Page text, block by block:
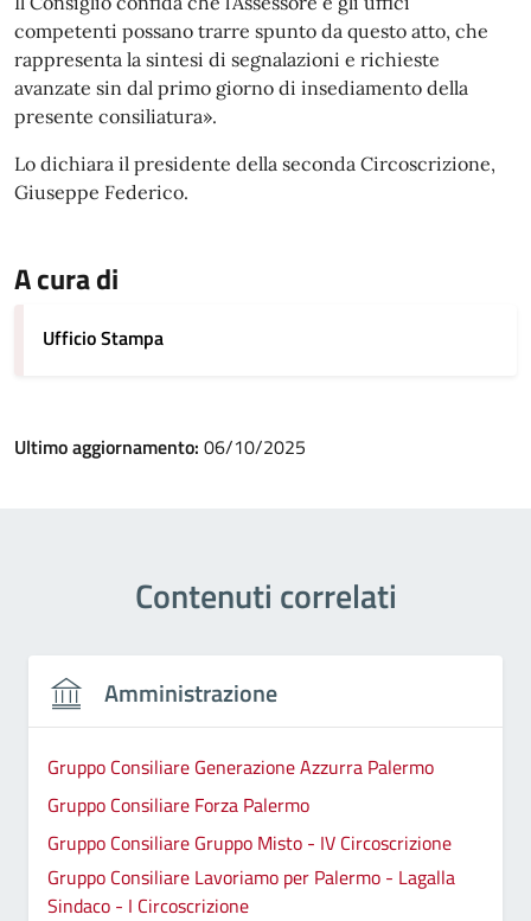
competenti possano trarre spunto da questo atto, che
rappresenta la sintesi di segnalazioni e richieste
avanzate sin dal primo giorno di insediamento della
presente consiliatura».
Lo dichiara il presidente della seconda Circoscrizione,
Giuseppe Federico.
A cura di
Ufficio Stampa
Ultimo aggiornamento: 06/10/2025
Contenuti correlati
Amministrazione
Gruppo Consiliare Generazione Azzurra Palermo
Gruppo Consiliare Forza Palermo
Gruppo Consiliare Gruppo Misto - IV Circoscrizione
Gruppo Consiliare Lavoriamo per Palermo - Lagalla
Sindaco - I Circoscrizione